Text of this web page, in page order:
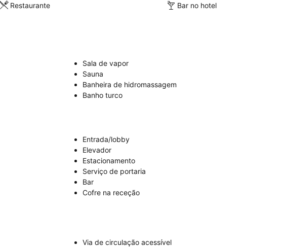
Restaurante Bar no hotel
Sala de vapor
Sauna
Banheira de hidromassagem
Banho turco
Entrada/lobby
Elevador
Estacionamento
Serviço de portaria
Bar
Cofre na receção
Via de circulação acessível